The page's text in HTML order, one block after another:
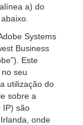
a) do
Systems
Business
Este
seu
utilização do
sobre a
IP) são
onde